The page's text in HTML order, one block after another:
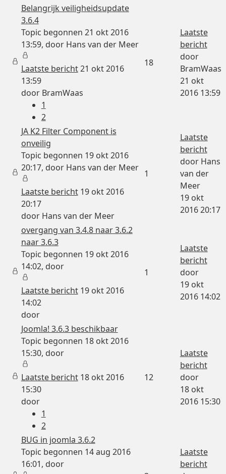
Belangrijk veiligheidsupdate
3.6.4
Topic begonnen 21 okt 2016
13:59, door Hans van der Meer
Laatste bericht21 okt 2016
13:59
door BramWaas
1
2
18
Laatste
bericht
door
BramWaas
21 okt
2016 13:59
JA K2 Filter Component is
onveilig
Topic begonnen 19 okt 2016
20:17, door Hans van der Meer
Laatste bericht19 okt 2016
20:17
door Hans van der Meer
1
Laatste
bericht
door Hans
van der
Meer
19 okt
2016 20:17
overgang van 3.4.8 naar 3.6.2
naar 3.6.3
Topic begonnen 19 okt 2016
14:02, door
Laatste bericht19 okt 2016
14:02
door
1
Laatste
bericht
door
19 okt
2016 14:02
Joomla! 3.6.3 beschikbaar
Topic begonnen 18 okt 2016
15:30, door
Laatste bericht18 okt 2016
15:30
door
1
2
12
Laatste
bericht
door
18 okt
2016 15:30
BUG in joomla 3.6.2
Topic begonnen 14 aug 2016
16:01, door
Laatste
bericht